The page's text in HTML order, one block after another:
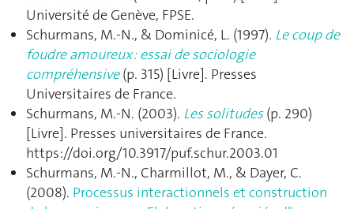
Université de Genève, FPSE.
Schurmans, M.-N., & Dominicé, L. (1997). Le coup de
foudre amoureux : essai de sociologie
compréhensive(p. 315) [Livre]. Presses
Universitaires de France.
Schurmans, M.-N. (2003). Les solitudes(p. 290)
[Livre]. Presses universitaires de France.
https://doi.org/10.3917/puf.schur.2003.01
Schurmans, M.-N., Charmillot, M., & Dayer, C.
(2008). Processus interactionnels et construction